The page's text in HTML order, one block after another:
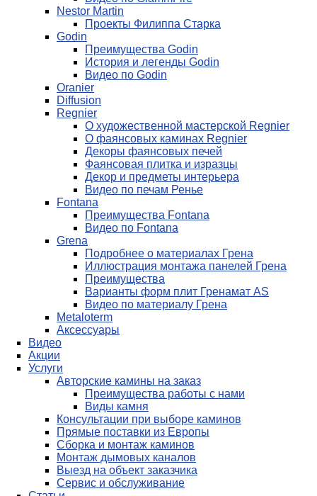
Nestor Martin
Проекты Филиппа Старка
Godin
Преимущества Godin
История и легенды Godin
Видео по Godin
Oranier
Diffusion
Regnier
О художественной мастерской Regnier
О фаянсовых каминах Regnier
Декоры фаянсовых печей
Фаянсовая плитка и изразцы
Декор и предметы интерьера
Видео по печам Ренье
Fontana
Преимущества Fontana
Видео по Fontana
Grena
Подробнее о материалах Грена
Иллюстрация монтажа панелей Грена
Преимущества
Варианты форм плит Гренамат AS
Видео по материалу Грена
Metaloterm
Аксессуары
Видео
Акции
Услуги
Авторские камины на заказ
Преимущества работы с нами
Виды камня
Консультации при выборе каминов
Прямые поставки из Европы
Сборка и монтаж каминов
Монтаж дымовых каналов
Выезд на объект заказчика
Сервис и обслуживание